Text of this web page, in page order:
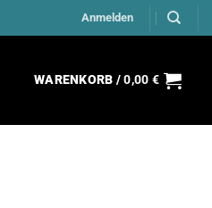
Anmelden
WARENKORB /0,00 €